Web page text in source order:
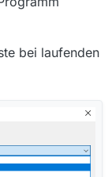
einen
beendet:
bei laufenden